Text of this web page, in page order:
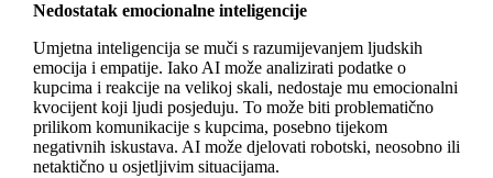
Nedostatak emocionalne inteligencije
Umjetna inteligencija se muči s razumijevanjem ljudskih
emocija i empatije. Iako AI može analizirati podatke o
kupcima i reakcije na velikoj skali, nedostaje mu emocionalni
kvocijent koji ljudi posjeduju. To može biti problematično
prilikom komunikacije s kupcima, posebno tijekom
negativnih iskustava. AI može djelovati robotski, neosobno ili
netaktično u osjetljivim situacijama.